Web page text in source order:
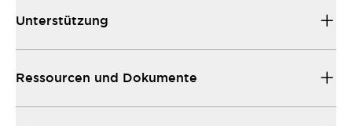
Unterstützung
Ressourcen und Dokumente